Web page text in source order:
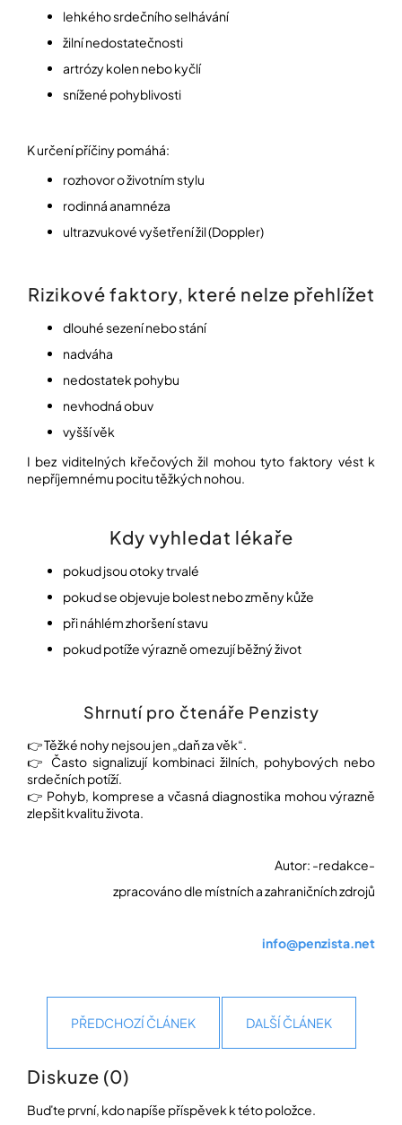
lehkého srdečního selhávání
žilní nedostatečnosti
artrózy kolen nebo kyčlí
snížené pohyblivosti
K určení příčiny pomáhá:
rozhovor o životním stylu
rodinná anamnéza
ultrazvukové vyšetření žil (Doppler)
Rizikové faktory, které nelze přehlížet
dlouhé sezení nebo stání
nadváha
nedostatek pohybu
nevhodná obuv
vyšší věk
I bez viditelných křečových žil mohou tyto faktory vést k
nepříjemnému pocitu těžkých nohou.
Kdy vyhledat lékaře
pokud jsou otoky trvalé
pokud se objevuje bolest nebo změny kůže
při náhlém zhoršení stavu
pokud potíže výrazně omezují běžný život
Shrnutí pro čtenáře Penzisty
👉 Těžké nohy nejsou jen „daň za věk“.
👉 Často signalizují kombinaci žilních, pohybových nebo
srdečních potíží.
👉 Pohyb, komprese a včasná diagnostika mohou výrazně
zlepšit kvalitu života.
Autor: -redakce-
zpracováno dle místních a zahraničních zdrojů
info@penzista.net
PŘEDCHOZÍ ČLÁNEK DALŠÍ ČLÁNEK
Diskuze (0)
Buďte první, kdo napíše příspěvek k této položce.